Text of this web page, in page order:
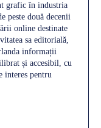
grafic în industria
peste două decenii
online destinate
sa editorială,
informații
și accesibil, cu
interes pentru